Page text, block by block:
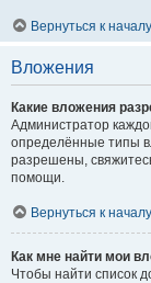
Вернуться к началу
Вложения
Какие вложения
Администратор
определённые типы
разрешены,
помощи.
Вернуться к началу
Как мне найти мои
Чтобы найти список